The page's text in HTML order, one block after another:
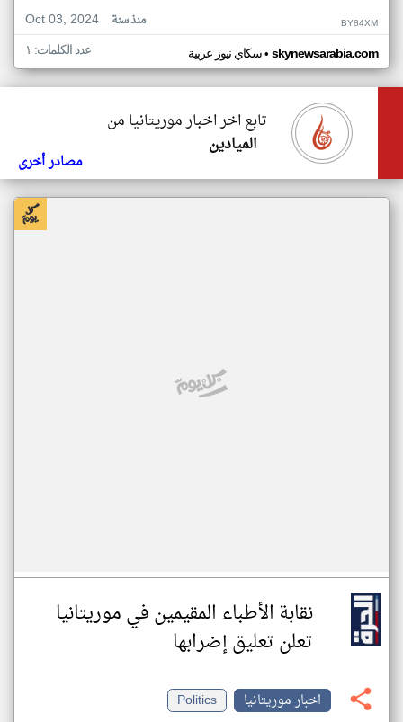
Oct 03, 2024
منذ سنة BY84XM
سكاي نيوز عربية• skynewsarabia.com عدد الكلمات: ١
تابع اخر اخبار موريتانيا من
الميادين
مصادر أخرى
نقابة الأطباء المقيمين في موريتانيا
تعلن تعليق إضرابها
اخبار موريتانيا
Politics